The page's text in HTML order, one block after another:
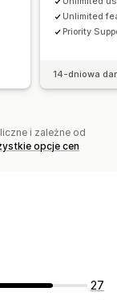
AI
Unlimited
Priority
14-dniowa
i zależne od
opcje cen
27